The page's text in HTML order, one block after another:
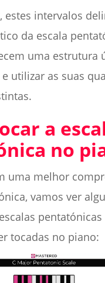
estes intervalos
da escala
uma estrutura
utilizar as suas
a
no
uma melhor
vamos ver
pentatónicas
tocadas no piano: